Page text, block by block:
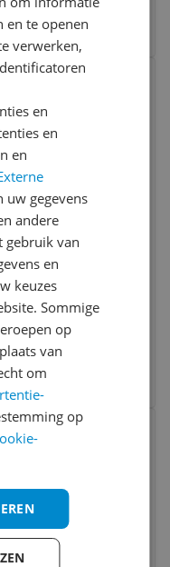
, knip- en
Zwart
10 )
en te openen
verwerken,
en
en
en
uw gegevens
andere
gebruik van
en
keuzes
Sommige
op
van
om
op